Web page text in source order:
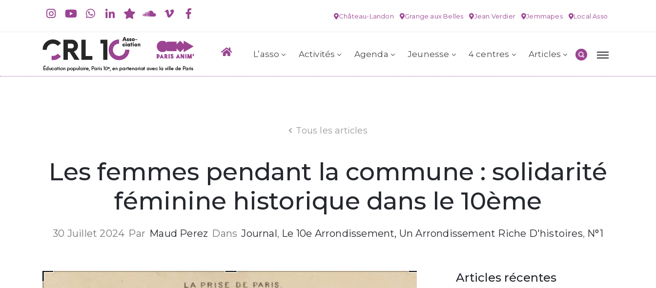
Château-Landon Grange aux Belles Jean Verdier Jemmapes Local Asso
L’asso Activités Agenda Jeunesse 4 centres Articles
Tous les articles
Les femmes pendant la commune : solidarité
féminine historique dans le 10ème
30 Juillet 2024 Par Maud Perez Dans Journal‚ Le 10e Arrondissement, Un Arrondissement Riche D'histoires‚ N°1
Articles récentes